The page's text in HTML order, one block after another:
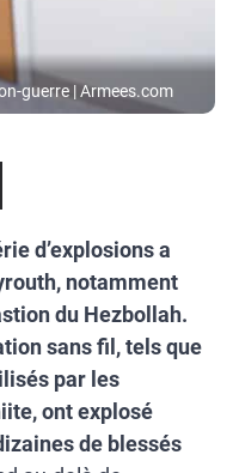
guerre | Armees.com
d’explosions a
notamment
du Hezbollah.
sans fil, tels que
par les
ont explosé
de blessés